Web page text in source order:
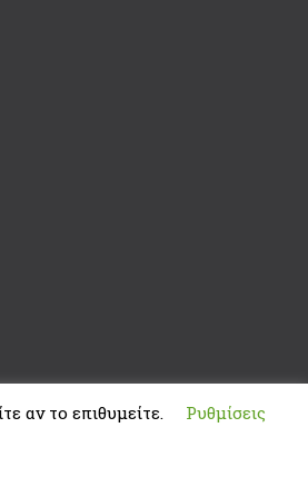
αν το επιθυμείτε.
Ρυθμίσεις